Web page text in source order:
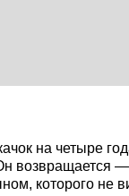
на четыре
возвращается —
которого не